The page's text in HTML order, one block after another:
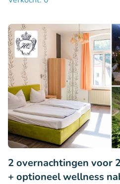
2 overnachtingen voor
+ optioneel wellness